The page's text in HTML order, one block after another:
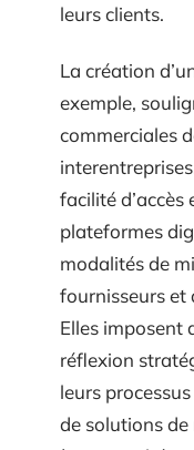
leurs clients.
La création
exemple,
commerciales
facilité d’accès
plateformes
modalités de
fournisseurs et
Elles imposent
réflexion
leurs
de solutions de